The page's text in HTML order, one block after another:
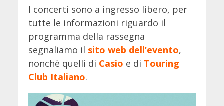
I concerti sono a ingresso libero, per
tutte le informazioni riguardo il
programma della rassegna
segnaliamo il sito web dell’evento,
nonchè quelli di Casio e di Touring
Club Italiano.